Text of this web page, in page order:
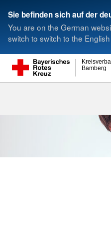
Sie befinden sich auf der
You are on the German
switch to switch to the
Bamberg